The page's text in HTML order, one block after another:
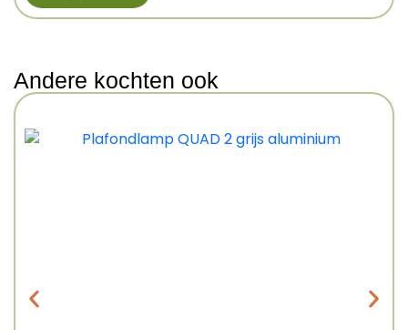
Andere kochten ook